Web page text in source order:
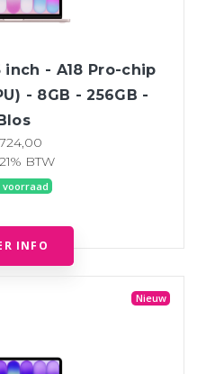
inch - A18 Pro-chip
- 8GB - 256GB -
BTW
voorraad
INFO
Nieuw